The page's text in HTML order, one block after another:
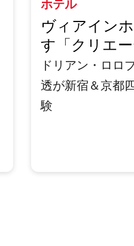
ホテル
ヴィアイン
す「クリエー
ドリアン・ロロ
透が新宿＆京都
験